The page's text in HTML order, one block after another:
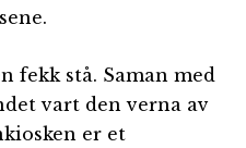
fekk stå. Saman med
vart den verna av
er et